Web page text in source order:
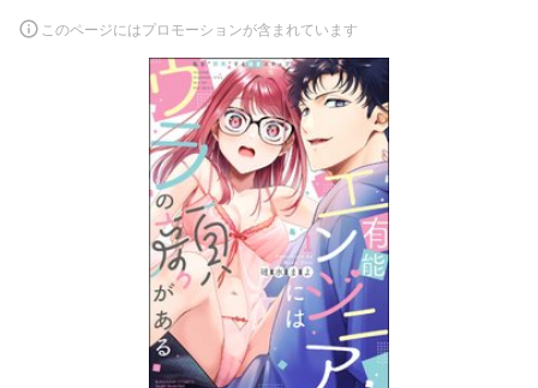
このページにはプロモーションが含まれています